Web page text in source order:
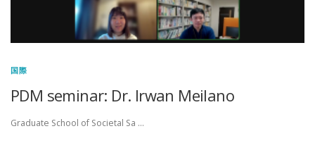
国際
PDM seminar: Dr. Irwan Meilano
Graduate School of Societal Sa …